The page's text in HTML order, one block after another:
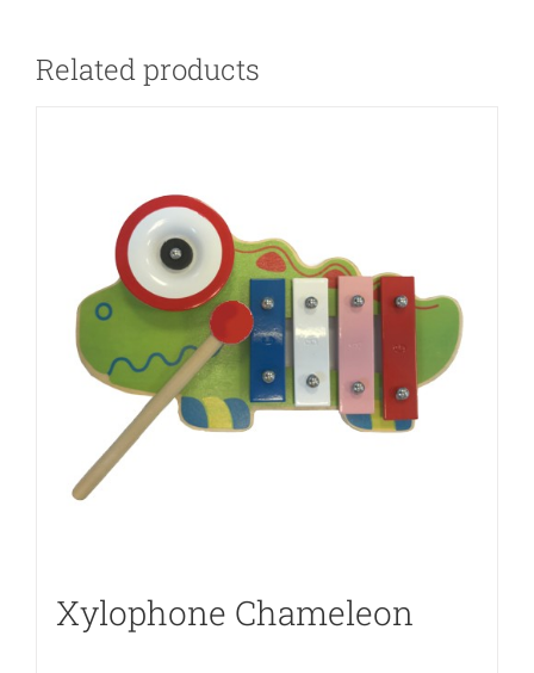
Related products
Xylophone Chameleon